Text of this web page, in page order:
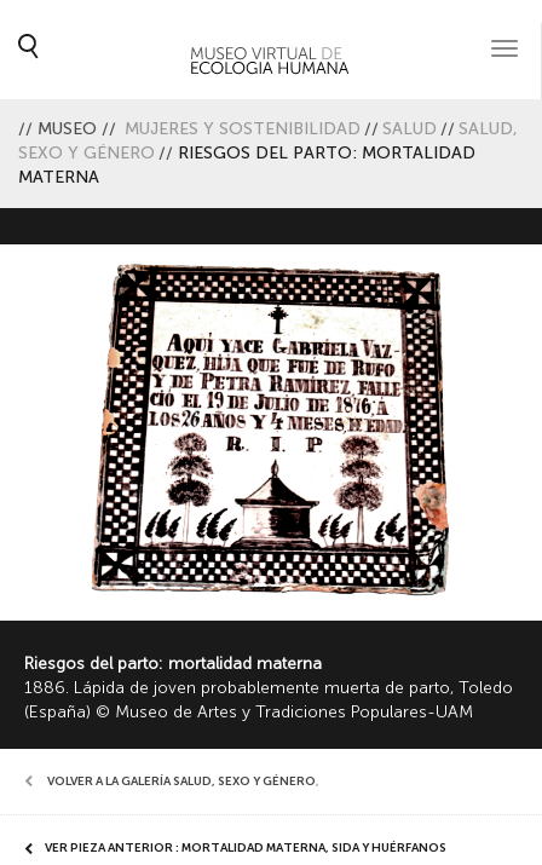
// MUSEO // MUJERES Y SOSTENIBILIDAD // SALUD // SALUD,
SEXO Y GÉNERO // RIESGOS DEL PARTO: MORTALIDAD
MATERNA
Riesgos del parto: mortalidad materna
1886. Lápida de joven probablemente muerta de parto, Toledo
(España) © Museo de Artes y Tradiciones Populares-UAM
VOLVER A LA GALERÍA SALUD, SEXO Y GÉNERO,
VER PIEZA ANTERIOR : MORTALIDAD MATERNA, SIDA Y HUÉRFANOS